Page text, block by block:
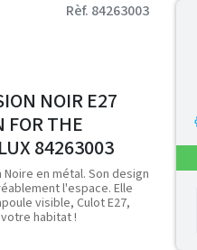
Rèf. 84263003
NOIR E27
FOR THE
84263003
Noire en métal. Son design
l'espace. Elle
visible, Culot E27,
habitat !